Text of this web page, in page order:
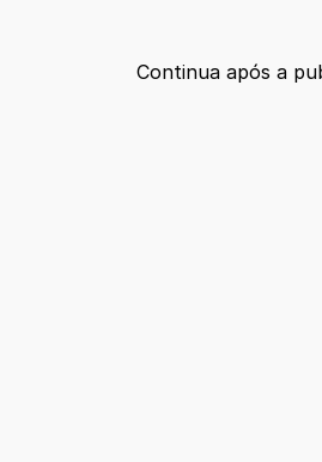
Continua após a